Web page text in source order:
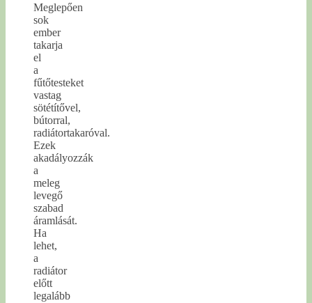
Meglepően
sok
ember
takarja
el
a
fűtőtesteket
vastag
sötétítővel,
bútorral,
radiátortakaróval.
Ezek
akadályozzák
a
meleg
levegő
szabad
áramlását.
Ha
lehet,
a
radiátor
előtt
legalább